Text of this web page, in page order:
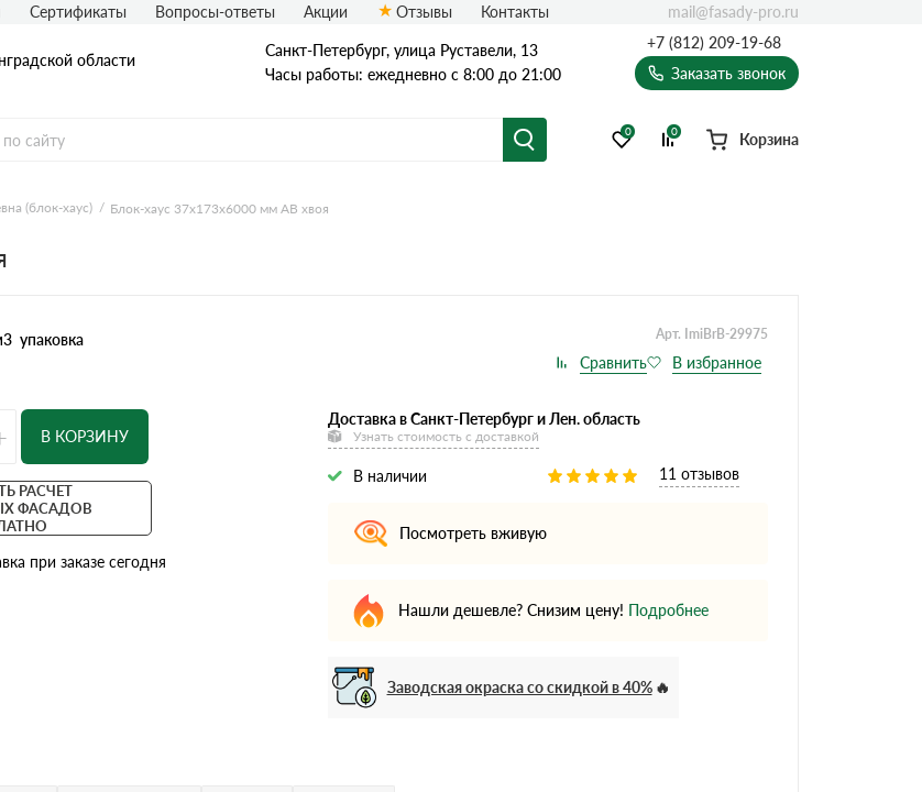
области
Санкт-Петербург, улица Руставели, 13
Часы работы: ежедневно с 8:00 до 21:00
+7 (812) 209-19-68
Заказать звонок
0 0 Корзина
Сертификаты Вопросы-ответы Акции Отзывы Контакты mail@fasady-pro.ru
(блок-хаус) Блок-хаус 37x173x6000 мм АВ хвоя
упаковка Арт. ImiBrB-29975
В КОРЗИНУ
РАСЧЕТ
ФАСАДОВ
при заказе сегодня
Доставка в Санкт-Петербург и Лен. область
Узнать стоимость с доставкой
В наличии 11 отзывов
Посмотреть вживую
Нашли дешевле? Снизим цену! Подробнее
Заводская окраска со скидкой в 40%